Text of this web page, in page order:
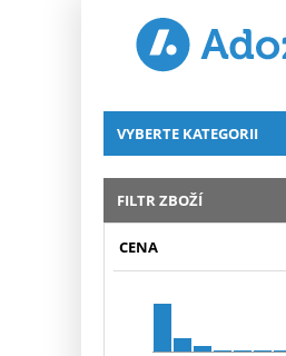
VYBERTE KATEGORII
FILTR ZBOŽÍ
CENA